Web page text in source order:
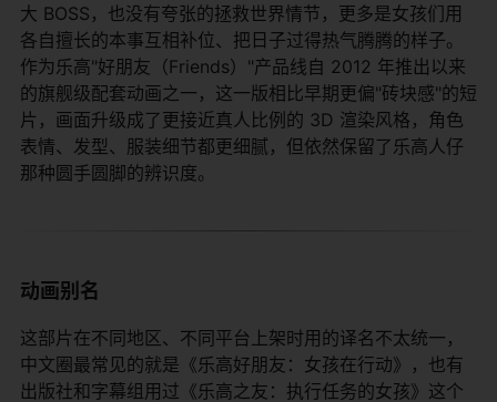
大 BOSS，也没有夸张的拯救世界情节，更多是女孩们用
各自擅长的本事互相补位、把日子过得热气腾腾的样子。
作为乐高"好朋友（Friends）"产品线自 2012 年推出以来
的旗舰级配套动画之一，这一版相比早期更偏"砖块感"的短
片，画面升级成了更接近真人比例的 3D 渲染风格，角色
表情、发型、服装细节都更细腻，但依然保留了乐高人仔
那种圆手圆脚的辨识度。
动画别名
这部片在不同地区、不同平台上架时用的译名不太统一，
中文圈最常见的就是《乐高好朋友：女孩在行动》，也有
出版社和字幕组用过《乐高之友：执行任务的女孩》这个